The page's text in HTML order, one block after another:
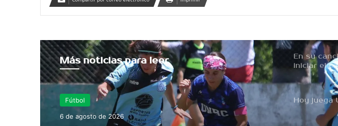
Más noticias para leer
Fútbol
Torneo Federal A
2 de agosto de 2026
Hoy juega
«Derrota
minima,